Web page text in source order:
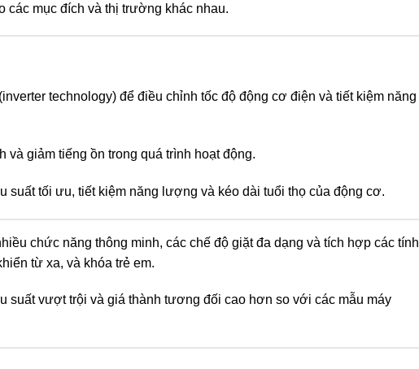
các mục đích và thị trường khác nhau.
technology) để điều chỉnh tốc độ động cơ điện và tiết kiệm năng
giảm tiếng ồn trong quá trình hoạt động.
suất tối ưu, tiết kiệm năng lượng và kéo dài tuổi thọ của động cơ.
chức năng thông minh, các chế độ giặt đa dạng và tích hợp các tính
từ xa, và khóa trẻ em.
suất vượt trội và giá thành tương đối cao hơn so với các mẫu máy